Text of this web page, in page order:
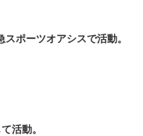
ポーツオアシスで活動。
活動。